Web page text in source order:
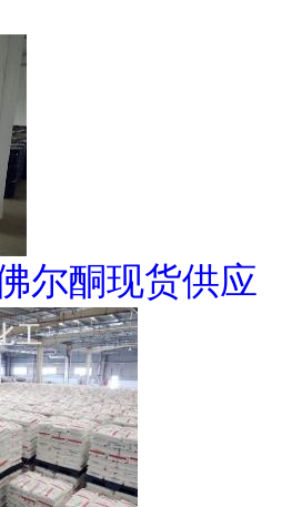
尔酮现货供应